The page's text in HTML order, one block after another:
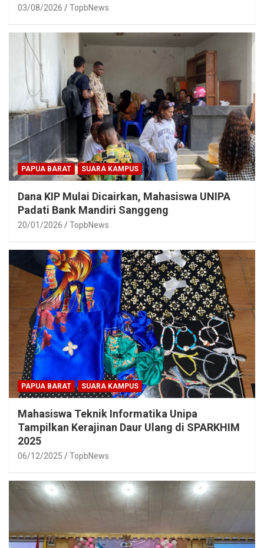
03/08/2026 TopbNews
PAPUA BARAT SUARA KAMPUS
Dana KIP Mulai Dicairkan, Mahasiswa UNIPA
Padati Bank Mandiri Sanggeng
20/01/2026 TopbNews
PAPUA BARAT SUARA KAMPUS
Mahasiswa Teknik Informatika Unipa
Tampilkan Kerajinan Daur Ulang di SPARKHIM
2025
06/12/2025 TopbNews